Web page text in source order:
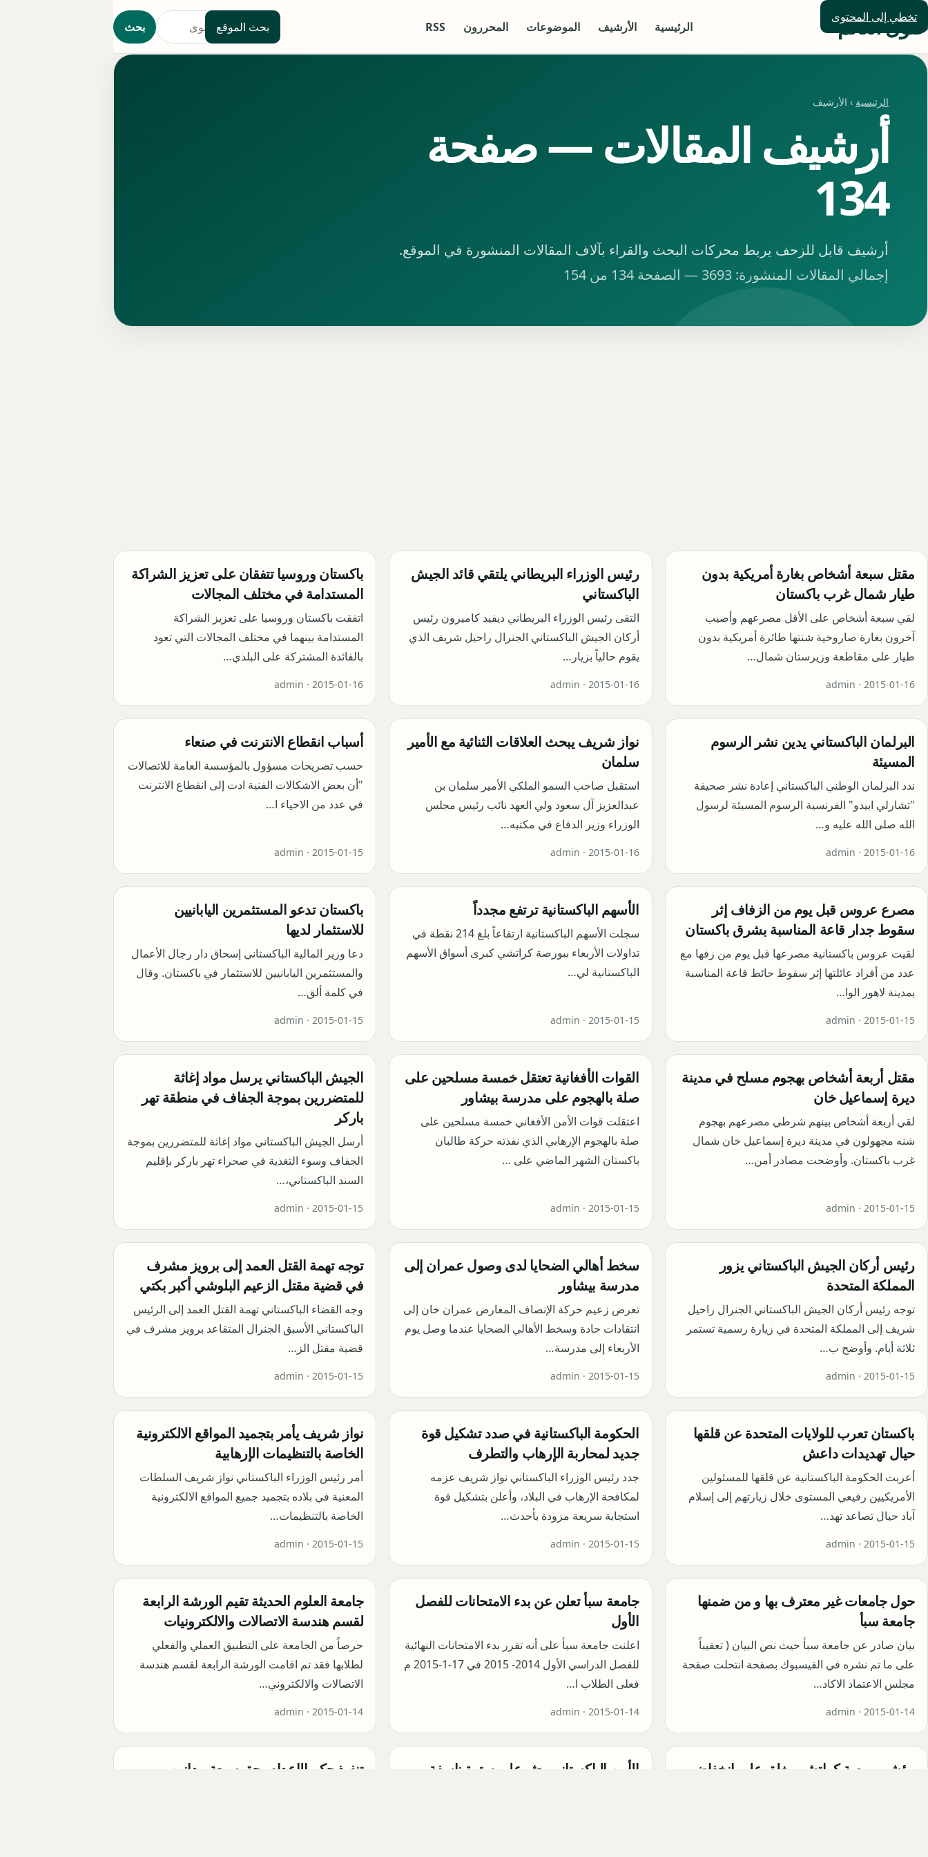
تخطي إلى المحتوى
حلول العالم الرئيسية الأرشيف الموضوعات المحررون RSS بحث الموقع بحث
الرئيسية › الأرشيف
أرشيف المقالات — صفحة
134
أرشيف قابل للزحف يربط محركات البحث والقراء بآلاف المقالات المنشورة في الموقع.
إجمالي المقالات المنشورة: 3693 — الصفحة 134 من 154
مقتل سبعة أشخاص بغارة أمريكية بدون
طيار شمال غرب باكستان
لقي سبعة أشخاص على الأقل مصرعهم وأصيب
آخرون بغارة صاروخية شنتها طائرة أمريكية بدون
طيار على مقاطعة وزيرستان شمال…
admin · 2015-01-16
رئيس الوزراء البريطاني يلتقي قائد الجيش
الباكستاني
التقى رئيس الوزراء البريطاني ديفيد كاميرون رئيس
أركان الجيش الباكستاني الجنرال راحيل شريف الذي
يقوم حالياً بزيار…
admin · 2015-01-16
باكستان وروسيا تتفقان على تعزيز الشراكة
المستدامة في مختلف المجالات
اتفقت باكستان وروسيا على تعزيز الشراكة
المستدامة بينهما في مختلف المجالات التي تعود
بالفائدة المشتركة على البلدي…
admin ·2015-01-16
البرلمان الباكستاني يدين نشر الرسوم
المسيئة
ندد البرلمان الوطني الباكستاني إعادة نشر صحيفة
"تشارلي ابيدو" الفرنسية الرسوم المسيئة لرسول
الله صلى الله عليه و…
admin · 2015-01-16
نواز شريف يبحث العلاقات الثنائية مع الأمير
سلمان
استقبل صاحب السمو الملكي الأمير سلمان بن
عبدالعزيز آل سعود ولي العهد نائب رئيس مجلس
الوزراء وزير الدفاع في مكتبه…
admin · 2015-01-16
أسباب انقطاع الانترنت في صنعاء
حسب تصريحات مسؤول بالمؤسسة العامة للاتصالات
"أن بعض الاشكالات الفنية ادت إلى انقطاع الانترنت
في عدد من الاحياء ا…
admin ·2015-01-15
مصرع عروس قبل يوم من الزفاف إثر
سقوط جدار قاعة المناسبة بشرق باكستان
لقيت عروس باكستانية مصرعها قبل يوم من زفها مع
عدد من أفراد عائلتها إثر سقوط حائط قاعة المناسبة
بمدينة لاهور الوا…
admin · 2015-01-15
الأسهم الباكستانية ترتفع مجدداً
سجلت الأسهم الباكستانية ارتفاعاً بلغ 214 نقطة في
تداولات الأربعاء ببورصة كراتشي كبرى أسواق الأسهم
الباكستانية لي…
admin · 2015-01-15
باكستان تدعو المستثمرين اليابانيين
للاستثمار لديها
دعا وزير المالية الباكستاني إسحاق دار رجال الأعمال
والمستثمرين اليابانيين للاستثمار في باكستان. وقال
في كلمة ألق…
admin ·2015-01-15
مقتل أربعة أشخاص بهجوم مسلح في مدينة
ديرة إسماعيل خان
لقي أربعة أشخاص بينهم شرطي مصرعهم بهجوم
شنه مجهولون في مدينة ديرة إسماعيل خان شمال
غرب باكستان. وأوضحت مصادر أمن…
admin · 2015-01-15
القوات الأفغانية تعتقل خمسة مسلحين على
صلة بالهجوم على مدرسة بيشاور
اعتقلت قوات الأمن الأفغاني خمسة مسلحين على
صلة بالهجوم الإرهابي الذي نفذته حركة طالبان
باكستان الشهر الماضي على …
admin · 2015-01-15
الجيش الباكستاني يرسل مواد إغاثة
للمتضررين بموجة الجفاف في منطقة تهر
باركر
أرسل الجيش الباكستاني مواد إغاثة للمتضررين بموجة
الجفاف وسوء التغذية في صحراء تهر باركر بإقليم
السند الباكستاني،…
admin ·2015-01-15
رئيس أركان الجيش الباكستاني يزور
المملكة المتحدة
توجه رئيس أركان الجيش الباكستاني الجنرال راحيل
شريف إلى المملكة المتحدة في زيارة رسمية تستمر
ثلاثة أيام. وأوضح ب…
admin · 2015-01-15
سخط أهالي الضحايا لدى وصول عمران إلى
مدرسة بيشاور
تعرض زعيم حركة الإنصاف المعارض عمران خان إلى
انتقادات حادة وسخط الأهالي الضحايا عندما وصل يوم
الأربعاء إلى مدرسة…
admin · 2015-01-15
توجه تهمة القتل العمد إلى برويز مشرف
في قضية مقتل الزعيم البلوشي أكبر بكتي
وجه القضاء الباكستاني تهمة القتل العمد إلى الرئيس
الباكستاني الأسبق الجنرال المتقاعد برويز مشرف في
قضية مقتل الز…
admin ·2015-01-15
باكستان تعرب للولايات المتحدة عن قلقها
حيال تهديدات داعش
أعربت الحكومة الباكستانية عن قلقها للمسئولين
الأمريكيين رفيعي المستوى خلال زيارتهم إلى إسلام
آباد حيال تصاعد تهد…
admin · 2015-01-15
الحكومة الباكستانية في صدد تشكيل قوة
جديد لمحاربة الإرهاب والتطرف
جدد رئيس الوزراء الباكستاني نواز شريف عزمه
لمكافحة الإرهاب في البلاد، وأعلن بتشكيل قوة
استجابة سريعة مزودة بأحدث…
admin · 2015-01-15
نواز شريف يأمر بتجميد المواقع الالكترونية
الخاصة بالتنظيمات الإرهابية
أمر رئيس الوزراء الباكستاني نواز شريف السلطات
المعنية في بلاده بتجميد جميع المواقع الالكترونية
الخاصة بالتنظيمات…
admin ·2015-01-15
حول جامعات غير معترف بها و من ضمنها
جامعة سبأ
بيان صادر عن جامعة سبأ حيث نص البيان ( تعقيباً
على ما تم نشره في الفيسبوك بصفحة انتحلت صفحة
مجلس الاعتماد الاكاد…
admin · 2015-01-14
جامعة سبأ تعلن عن بدء الامتحانات للفصل
الأول
اعلنت جامعة سبأ على أنه تقرر بدء الامتحانات النهائية
للفصل الدراسي الأول 2014- 2015 في 17-1-2015 م
فعلى الطلاب ا…
admin · 2015-01-14
جامعة العلوم الحديثة تقيم الورشة الرابعة
لقسم هندسة الاتصالات والالكترونيات
حرصاً من الجامعة على التطبيق العملي والفعلي
لطلابها فقد تم اقامت الورشة الرابعة لقسم هندسة
الاتصالات والالكتروني…
admin ·2015-01-14
مؤشر بورصة كراتشي يغلق على انخفاض
الأمن الباكستاني يعثر على سترة ناسفة
تنفيذ حكم الإعدام بحق سبعة مدانين